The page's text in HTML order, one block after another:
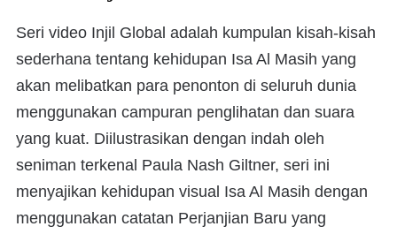
Seri video Injil Global adalah kumpulan kisah-kisah
sederhana tentang kehidupan Isa Al Masih yang
akan melibatkan para penonton di seluruh dunia
menggunakan campuran penglihatan dan suara
yang kuat. Diilustrasikan dengan indah oleh
seniman terkenal Paula Nash Giltner, seri ini
menyajikan kehidupan visual Isa Al Masih dengan
menggunakan catatan Perjanjian Baru yang